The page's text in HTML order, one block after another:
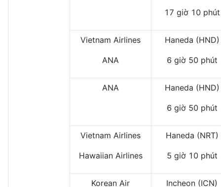
17 giờ 10 phút
Vietnam Airlines
ANA
Haneda (HND)
6 giờ 50 phút
ANA Haneda (HND)
6 giờ 50 phút
Vietnam Airlines
Hawaiian Airlines
Haneda (NRT)
5 giờ 10 phút
Korean Air Incheon (ICN)